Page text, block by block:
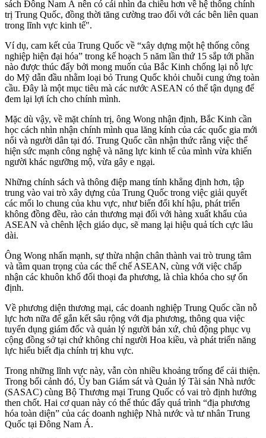
sách Đông Nam Á nên có cái nhìn đa chiều hơn về hệ thống chính
trị Trung Quốc, đồng thời tăng cường trao đổi với các bên liên quan
trong lĩnh vực kinh tế".
Ví dụ, cam kết của Trung Quốc về “xây dựng một hệ thống công
nghiệp hiện đại hóa” trong kế hoạch 5 năm lần thứ 15 sắp tới phần
nào được thúc đẩy bởi mong muốn của Bắc Kinh chống lại nỗ lực
do Mỹ dẫn đầu nhằm loại bỏ Trung Quốc khỏi chuỗi cung ứng toàn
cầu. Đây là một mục tiêu mà các nước ASEAN có thể tận dụng để
đem lại lợi ích cho chính mình.
Mặc dù vậy, về mặt chính trị, ông Wong nhận định, Bắc Kinh cần
học cách nhìn nhận chính mình qua lăng kính của các quốc gia mới
nổi và người dân tại đó. Trung Quốc cần nhận thức rằng việc thể
hiện sức mạnh công nghệ và năng lực kinh tế của mình vừa khiến
người khác ngưỡng mộ, vừa gây e ngại.
Những chính sách và thông điệp mang tính khẳng định hơn, tập
trung vào vai trò xây dựng của Trung Quốc trong việc giải quyết
các mối lo chung của khu vực, như biến đổi khí hậu, phát triển
không đồng đều, rào cản thương mại đối với hàng xuất khẩu của
ASEAN và chênh lệch giáo dục, sẽ mang lại hiệu quả tích cực lâu
dài.
Ông Wong nhấn mạnh, sự thừa nhận chân thành vai trò trung tâm
và tầm quan trọng của các thể chế ASEAN, cùng với việc chấp
nhận các khuôn khổ đối thoại đa phương, là chìa khóa cho sự ổn
định.
Về phương diện thương mại, các doanh nghiệp Trung Quốc cần nỗ
lực hơn nữa để gắn kết sâu rộng với địa phương, thông qua việc
tuyển dụng giám đốc và quản lý người bản xứ, chủ động phục vụ
cộng đồng sở tại chứ không chỉ người Hoa kiều, và phát triển năng
lực hiểu biết địa chính trị khu vực.
Trong những lĩnh vực này, vẫn còn nhiều khoảng trống để cải thiện.
Trong bối cảnh đó, Ủy ban Giám sát và Quản lý Tài sản Nhà nước
(SASAC) cùng Bộ Thương mại Trung Quốc có vai trò định hướng
then chốt. Hai cơ quan này có thể thúc đẩy quá trình “địa phương
hóa toàn diện” của các doanh nghiệp Nhà nước và tư nhân Trung
Quốc tại Đông Nam Á.